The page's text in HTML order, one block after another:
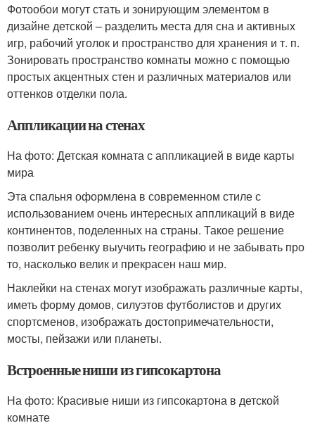
Фотообои могут стать и зонирующим элементом в
дизайне детской – разделить места для сна и активных
игр, рабочий уголок и пространство для хранения и т. п.
Зонировать пространство комнаты можно с помощью
простых акцентных стен и различных материалов или
оттенков отделки пола.
Аппликации на стенах
На фото: Детская комната с аппликацией в виде карты
мира
Эта спальня оформлена в современном стиле с
использованием очень интересных аппликаций в виде
континентов, поделенных на страны. Такое решение
позволит ребенку выучить географию и не забывать про
то, насколько велик и прекрасен наш мир.
Наклейки на стенах могут изображать различные карты,
иметь форму домов, силуэтов футболистов и других
спортсменов, изображать достопримечательности,
мосты, пейзажи или планеты.
Встроенные ниши из гипсокартона
На фото: Красивые ниши из гипсокартона в детской
комнате